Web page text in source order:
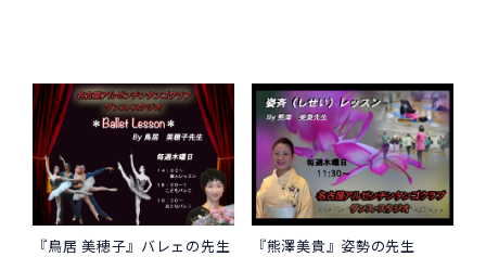
『鳥居 美穂子』バレェの先生 『熊澤美貴』姿勢の先生